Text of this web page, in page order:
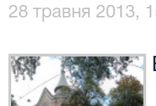
28 травня 2013,